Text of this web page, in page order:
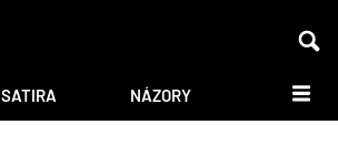
SATIRA NÁZORY DALŠÍ